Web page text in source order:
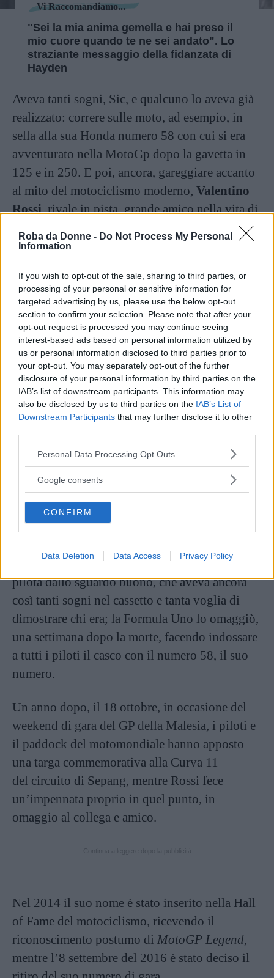
Roba da Donne - Do Not Process My Personal
Information
If you wish to opt-out of the sale, sharing to third parties, or
processing of your personal or sensitive information for
targeted advertising by us, please use the below opt-out
section to confirm your selection. Please note that after your
opt-out request is processed you may continue seeing
interest-based ads based on personal information utilized by
us or personal information disclosed to third parties prior to
your opt-out. You may separately opt-out of the further
disclosure of your personal information by third parties on the
IAB’s list of downstream participants. This information may
also be disclosed by us to third parties on the IAB’s List of
Downstream Participants that may further disclose it to other
Please note that this website/app uses one or more Google
not limited to your visit or usage behaviour. You may click to
use your data for below specified purposes in below Google
consent section.
Personal Data Processing Opt Outs
Google consents
CONFIRM
Data Deletion Data Access Privacy Policy
Vi Raccomandiamo...
"Sei la mia anima gemella e hai preso il
mio cuore quando te ne sei andato". Lo
straziante messaggio della fidanzata di
Hayden
Aveva tanti sogni, Sic, e qualcuno lo aveva già
realizzato: correre sulle moto, ad esempio, in
sella alla sua Honda numero 58 con cui si era
avventurato nella MotoGp dopo la gavetta in
125 e in 250. E poi, ancora, gareggiare accanto
al mito del motociclismo moderno, Valentino
Rossi, rivale in pista, grande amico nella vita di
accidentalmente Marco nell’incidente che gli
costò la vita, dalla sua morte non ha mai smesso
di dedicargli pensieri, parole, gesti, post social.
Continua a leggere dopo la pubblicità
Sono passati otto anni da quel tremendo 23
ottobre 2011, quando, correndo al Gran Premio
di Malesia, davanti agli occhi del padre Paolo e
della fidanzata Kate, Marco perse il controllo
della moto, andando a sbattere e venendo
investito da Colin Edwards e, appunto, Rossi, i
quali, arrivando ad elevata velocità, non
poterono fare assolutamente nulla per evitarlo.
Tutto il mondo dello sport pianse a lungo il
pilota dallo sguardo buono, che aveva ancora
così tanti sogni nel cassetto e tanta voglia di
dimostrare chi era; la Formula Uno lo omaggiò,
una settimana dopo la morte, facendo indossare
a tutti i piloti il casco con il numero 58, il suo
numero.
Un anno dopo, il 18 ottobre, in occasione del
weekend di gara del GP della Malesia, i piloti e
il paddock del motomondiale hanno apposto
una targa commemorativa alla Curva 11
del circuito di Sepang, mentre Rossi fece
un’impennata proprio in quel punto, in
omaggio al collega e amico.
Nel 2014 il suo nome è stato inserito nella Hall
of Fame del motociclismo, ricevendo il
riconoscimento postumo di MotoGP Legend,
mentre l’8 settembre del 2016 è stato deciso il